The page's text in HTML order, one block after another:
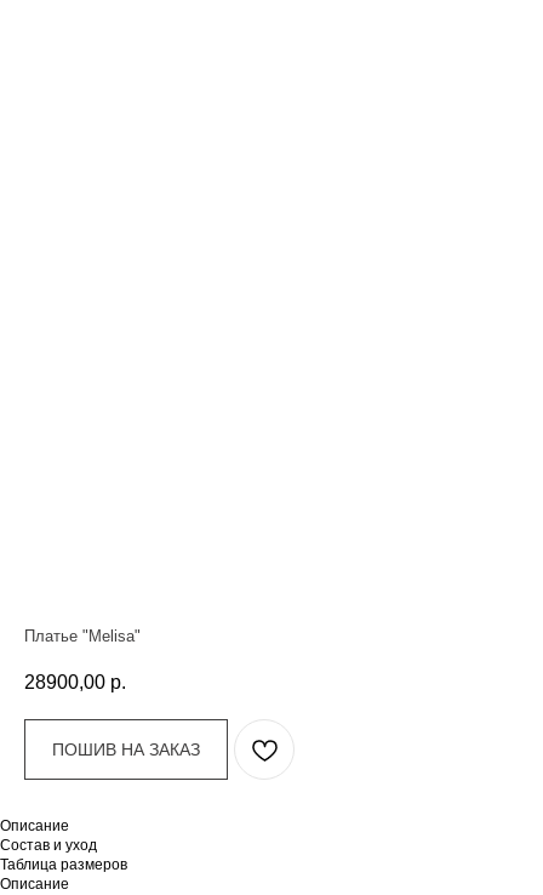
Платье "Melisa"
28900,00 р.
ПОШИВ НА ЗАКАЗ
Описание
Состав и уход
Таблица размеров
Описание